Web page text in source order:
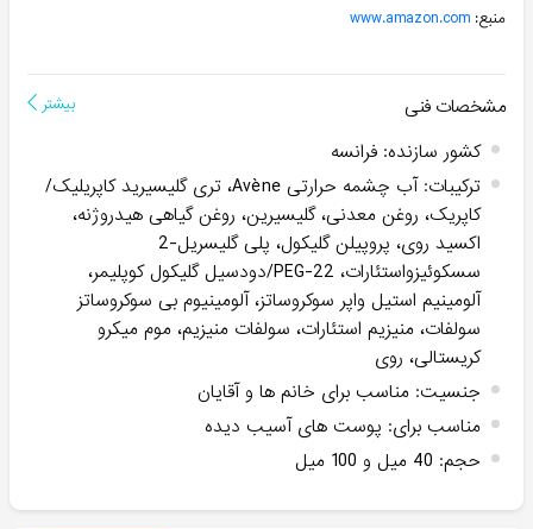
منبع: www.amazon.com
مشخصات فنی بیشتر
کشور سازنده: فرانسه
ترکیبات:
آب چشمه حرارتی Avène، تری گلیسیرید کاپریلیک/
کاپریک، روغن معدنی، گلیسیرین، روغن گیاهی هیدروژنه،
اکسید روی، پروپیلن گلیکول، پلی گلیسریل-2
سسکوئیزواستئارات، PEG-22/دودسیل گلیکول کوپلیمر،
آلومینیم استیل واپر سوکروساتز، آلومینیوم بی سوکروساتز
سولفات، منیزیم استئارات، سولفات منیزیم، موم میکرو
کریستالی، روی
جنسیت: مناسب برای خانم ها و آقایان
مناسب برای: پوست های آسیب دیده
حجم: 40 میل و 100 میل